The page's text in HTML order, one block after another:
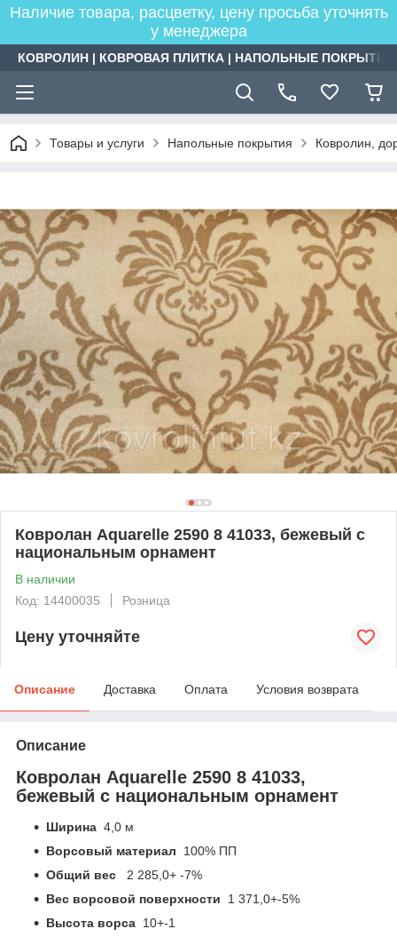
Наличие товара, расцветку, цену просьба уточнять
у менеджера
КОВРОЛИН | КОВРОВАЯ ПЛИТКА | НАПОЛЬНЫЕ
Товары и услуги Напольные покрытия Ковролин,
Ковролан Aquarelle 2590 8 41033, бежевый с
национальным орнамент
В наличии
Код: 14400035
Розница
Цену уточняйте
Описание Доставка Оплата Условия возврата
Описание
Ковролан Aquarelle 2590 8 41033,
бежевый с национальным орнамент
Ширина 4,0 м
Ворсовый материал 100% ПП
Общий вес 2 285,0+ -7%
Вес ворсовой поверхности 1 371,0+-5%
Высота ворса 10+-1